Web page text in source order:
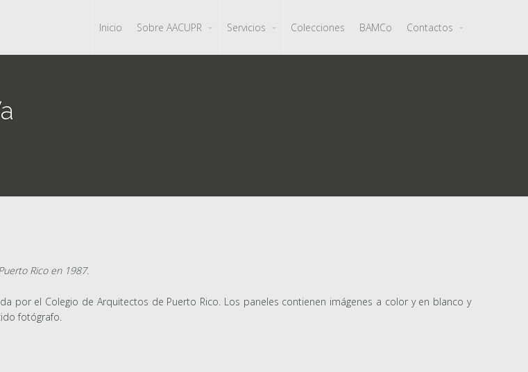
Inicio Sobre AACUPR Servicios Colecciones BAMCo Contactos
Rico en 1987.
por el Colegio de Arquitectos de Puerto Rico. Los paneles contienen imágenes a color y en blanco y
fotógrafo.